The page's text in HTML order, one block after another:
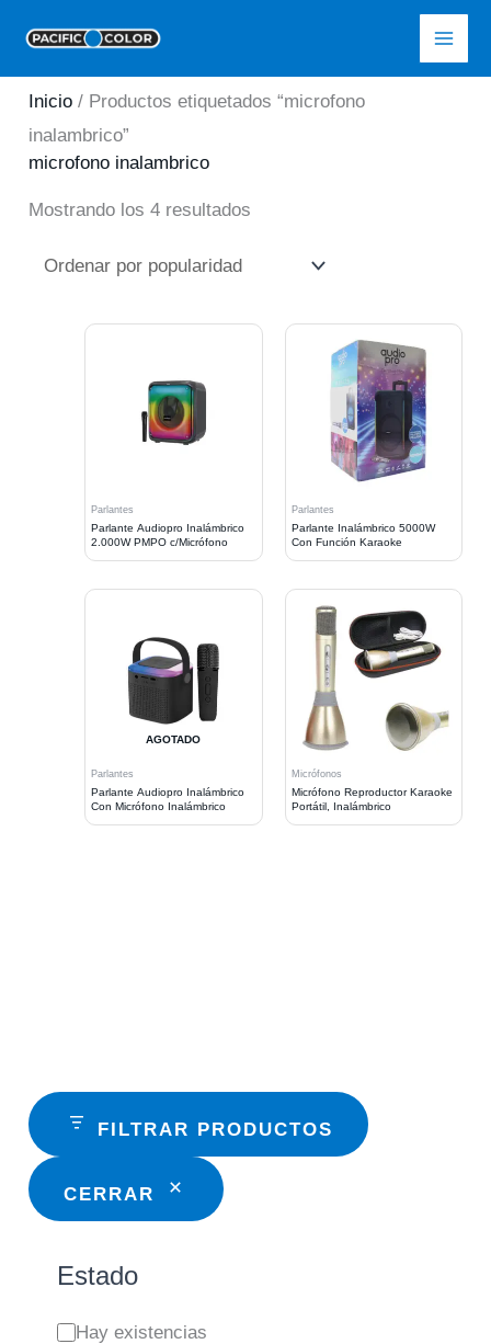
contenido
FILTRAR PRODUCTOS
CERRAR
Estado
E Hay existencias
Inicio / Productos etiquetados “microfono
inalambrico”
microfono inalambrico
Mostrando los 4 resultados
popularidad
Parlantes
Parlante Audiopro Inalámbrico
2.000W PMPO c/Micrófono
Parlantes
Parlante Inalámbrico 5000W
Con Función Karaoke
AGOTADO
Parlantes
Parlante Audiopro Inalámbrico
Con Micrófono Inalámbrico
Micrófonos
Micrófono Reproductor Karaoke
Portátil, Inalámbrico